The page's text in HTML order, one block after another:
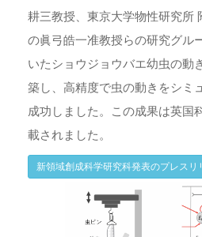
耕三教授、東京大学物性研究所
の眞弓皓一准教授らの研究グル
いたショウジョウバエ幼虫の動
築し、高精度で虫の動きをシミ
成功しました。この成果は英国
載されました。
新領域創成科学研究科発表のプレスリ